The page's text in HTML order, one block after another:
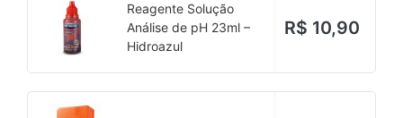
Reagente Solução
Análise de pH 23ml –
Hidroazul
R$ 10,90